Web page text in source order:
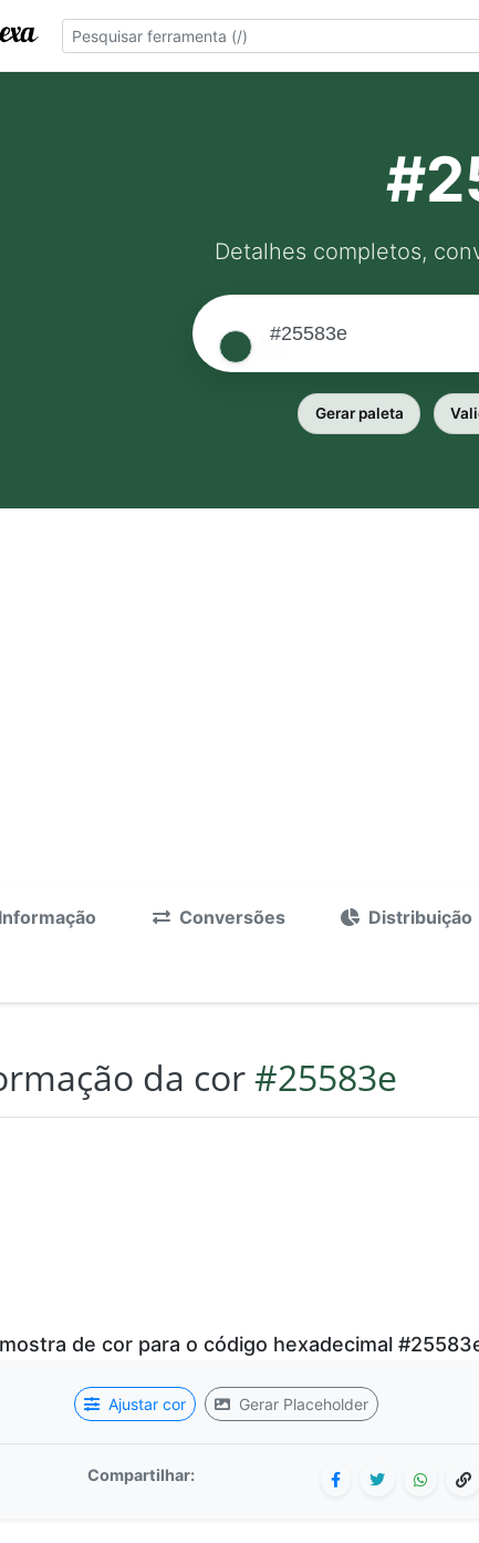
Detalhes completos,
Gerar paleta
Informação Conversões Distribuição
da cor#25583e
Ajustar cor Gerar Placeholder
Compartilhar: